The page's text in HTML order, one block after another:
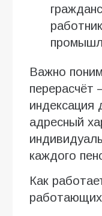
Важно
индексация
адресный
каждого
Как
работающих